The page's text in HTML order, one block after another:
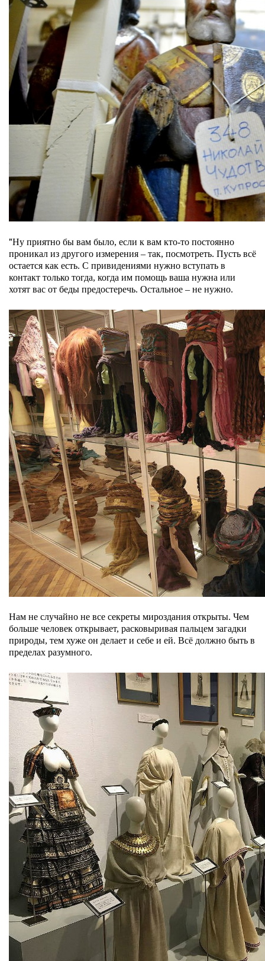
"Ну приятно бы вам было, если к вам кто-то постоянно
проникал из другого измерения – так, посмотреть. Пусть всё
остается как есть. С привидениями нужно вступать в
контакт только тогда, когда им помощь ваша нужна или
хотят вас от беды предостеречь. Остальное – не нужно.
Нам не случайно не все секреты мироздания открыты. Чем
больше человек открывает, расковыривая пальцем загадки
природы, тем хуже он делает и себе и ей. Всё должно быть в
пределах разумного.